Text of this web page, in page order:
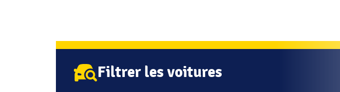
Découvrez
Filtrer les voitures